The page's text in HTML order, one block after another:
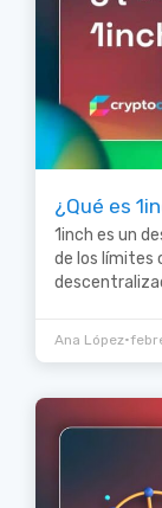
¿Qué es
1inch es un
de los límites
Ana López•